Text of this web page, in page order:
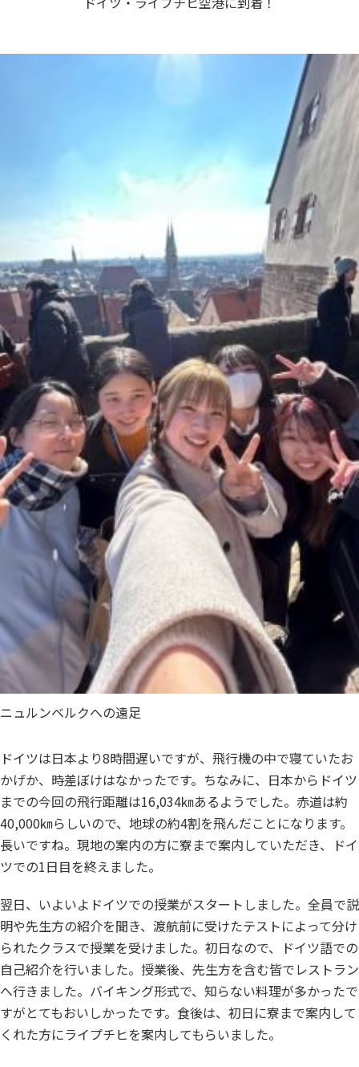
ニュルンベルクへの遠足
ドイツは日本より8時間遅いですが、飛行機の中で寝ていたお
かげか、時差ぼけはなかったです。ちなみに、日本からドイツ
までの今回の飛行距離は16,034㎞あるようでした。赤道は約
40,000㎞らしいので、地球の約4割を飛んだことになります。
長いですね。現地の案内の方に寮まで案内していただき、ドイ
ツでの1日目を終えました。
翌日、いよいよドイツでの授業がスタートしました。全員で説
明や先生方の紹介を聞き、渡航前に受けたテストによって分け
られたクラスで授業を受けました。初日なので、ドイツ語での
自己紹介を行いました。授業後、先生方を含む皆でレストラン
へ行きました。バイキング形式で、知らない料理が多かったで
すがとてもおいしかったです。食後は、初日に寮まで案内して
くれた方にライプチヒを案内してもらいました。